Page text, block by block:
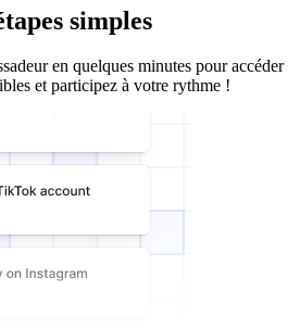
simples
en quelques minutes pour accéder
et participez à votre rythme !